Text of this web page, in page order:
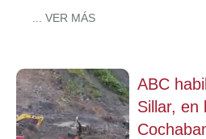
... VER MÁS
ABC
Sillar, en